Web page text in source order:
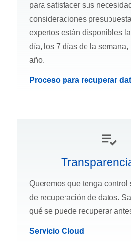
para satisfacer sus
consideraciones
expertos están disponibles
día, los 7 días de la semana,
año.
Proceso para recuperar
Queremos que tenga control
de recuperación de datos.
qué se puede recuperar
Servicio Cloud